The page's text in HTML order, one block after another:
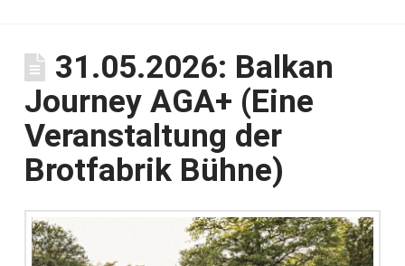
31.05.2026: Balkan
Journey AGA+ (Eine
Veranstaltung der
Brotfabrik Bühne)